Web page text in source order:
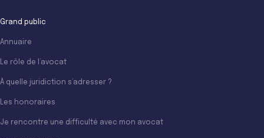
Grand public
Annuaire
Le rôle de l’avocat
À quelle juridiction s’adresser ?
Les honoraires
Je rencontre une difficulté avec mon avocat